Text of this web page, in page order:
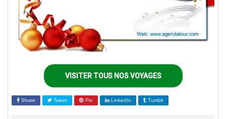
VISITER TOUS NOS VOYAGES
Share Tweet Pin LinkedIn Tumblr